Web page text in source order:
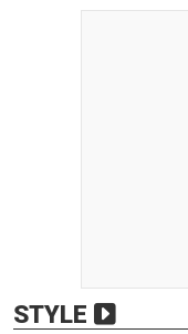
STYLE